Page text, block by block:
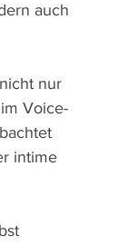
auch
nur
Voice-
intime